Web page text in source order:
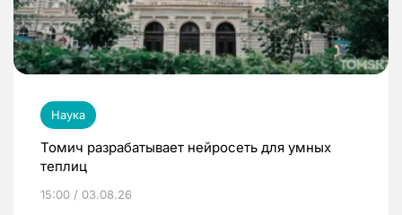
Наука
Томич разрабатывает нейросеть для умных
теплиц
15:00 / 03.08.26